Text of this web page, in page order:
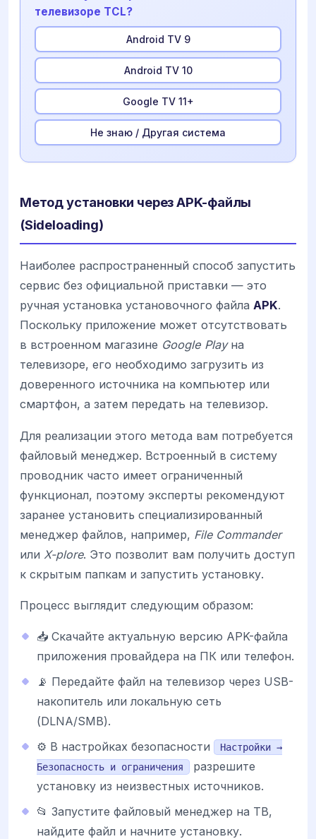
телевизоре TCL?
Android TV 9
Android TV 10
Google TV 11+
Не знаю / Другая система
Метод установки через APK-файлы
(Sideloading)
Наиболее распространенный способ запустить
сервис без официальной приставки — это
ручная установка установочного файла APK.
Поскольку приложение может отсутствовать
в встроенном магазине Google Playна
телевизоре, его необходимо загрузить из
доверенного источника на компьютер или
смартфон, а затем передать на телевизор.
Для реализации этого метода вам потребуется
файловый менеджер. Встроенный в систему
проводник часто имеет ограниченный
функционал, поэтому эксперты рекомендуют
заранее установить специализированный
менеджер файлов, например, File Commander
или X-plore. Это позволит вам получить доступ
к скрытым папкам и запустить установку.
Процесс выглядит следующим образом:
📥 Скачайте актуальную версию APK-файла
приложения провайдера на ПК или телефон.
📡 Передайте файл на телевизор через USB-
накопитель или локальную сеть
(DLNA/SMB).
⚙️ В настройках безопасности
Настройки →
Безопасность и ограничения
разрешите
установку из неизвестных источников.
📂 Запустите файловый менеджер на ТВ,
найдите файл и начните установку.